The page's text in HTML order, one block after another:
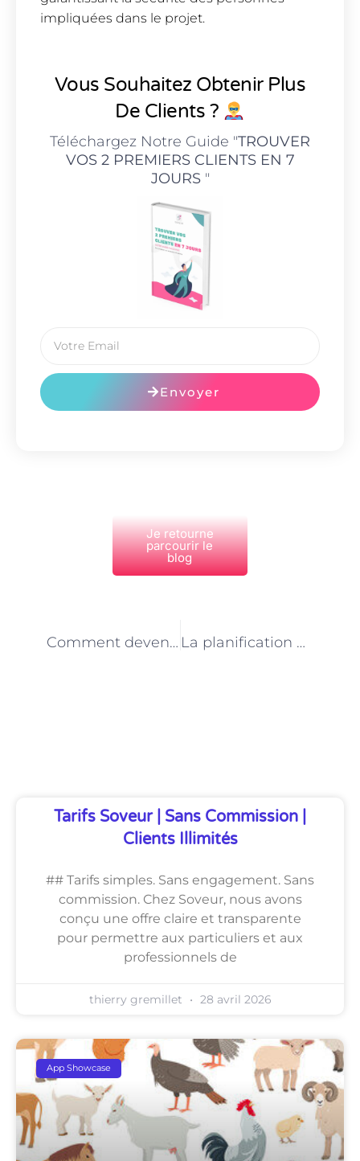
impliquées dans le projet.
Vous Souhaitez Obtenir Plus
De Clients ?
Téléchargez Notre Guide "TROUVER
VOS 2 PREMIERS CLIENTS EN 7
JOURS"
Envoyer
Je retourne
parcourir le
blog
Comment devenir conducteur de travaux à Paris : formation, compétences et qualités requises La planification des travaux : l’une des tâches principales du conducteur de travaux à Paris
Tarifs Soveur | Sans Commission |
Clients Illimités
## Tarifs simples. Sans engagement. Sans
commission. Chez Soveur, nous avons
conçu une offre claire et transparente
pour permettre aux particuliers et aux
professionnels de
thierry gremillet 28 avril 2026
App Showcase